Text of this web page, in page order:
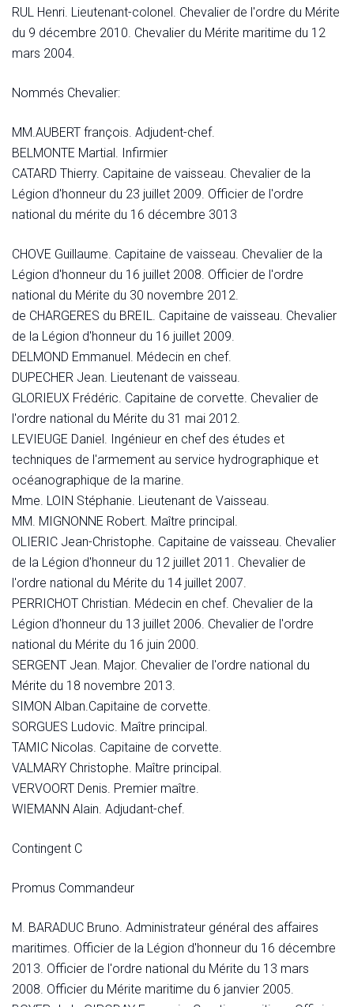
RUL Henri. Lieutenant-colonel. Chevalier de l'ordre du Mérite
du 9 décembre 2010. Chevalier du Mérite maritime du 12
mars 2004.
Nommés Chevalier:
MM.AUBERT françois. Adjudent-chef.
BELMONTE Martial. Infirmier
CATARD Thierry. Capitaine de vaisseau. Chevalier de la
Légion d'honneur du 23 juillet 2009. Officier de l'ordre
national du mérite du 16 décembre 3013
CHOVE Guillaume. Capitaine de vaisseau. Chevalier de la
Légion d'honneur du 16 juillet 2008. Officier de l'ordre
national du Mérite du 30 novembre 2012.
de CHARGERES du BREIL. Capitaine de vaisseau. Chevalier
de la Légion d'honneur du 16 juillet 2009.
DELMOND Emmanuel. Médecin en chef.
DUPECHER Jean. Lieutenant de vaisseau.
GLORIEUX Frédéric. Capitaine de corvette. Chevalier de
l'ordre national du Mérite du 31 mai 2012.
LEVIEUGE Daniel. Ingénieur en chef des études et
techniques de l'armement au service hydrographique et
océanographique de la marine.
Mme. LOIN Stéphanie. Lieutenant de Vaisseau.
MM. MIGNONNE Robert. Maître principal.
OLIERIC Jean-Christophe. Capitaine de vaisseau. Chevalier
de la Légion d'honneur du 12 juillet 2011. Chevalier de
l'ordre national du Mérite du 14 juillet 2007.
PERRICHOT Christian. Médecin en chef. Chevalier de la
Légion d'honneur du 13 juillet 2006. Chevalier de l'ordre
national du Mérite du 16 juin 2000.
SERGENT Jean. Major. Chevalier de l'ordre national du
Mérite du 18 novembre 2013.
SIMON Alban.Capitaine de corvette.
SORGUES Ludovic. Maître principal.
TAMIC Nicolas. Capitaine de corvette.
VALMARY Christophe. Maître principal.
VERVOORT Denis. Premier maître.
WIEMANN Alain. Adjudant-chef.
Contingent C
Promus Commandeur
M. BARADUC Bruno. Administrateur général des affaires
maritimes. Officier de la Légion d'honneur du 16 décembre
2013. Officier de l'ordre national du Mérite du 13 mars
2008. Officier du Mérite maritime du 6 janvier 2005.